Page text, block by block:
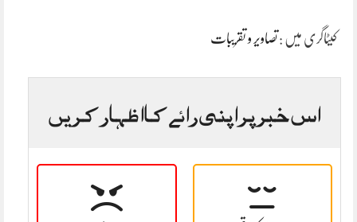
کیٹاگری میں :تصاویر و تقریبات
اس خبر پر اپنی رائے کا اظہار کریں